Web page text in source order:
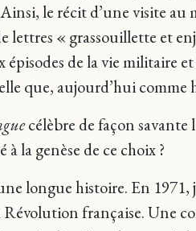
le récit d’une visite
lettres « grassouillette et
de la vie militaire
que, aujourd’hui comme
célèbre de façon savante
à la genèse de ce choix ?
longue histoire. En
Révolution française. Une